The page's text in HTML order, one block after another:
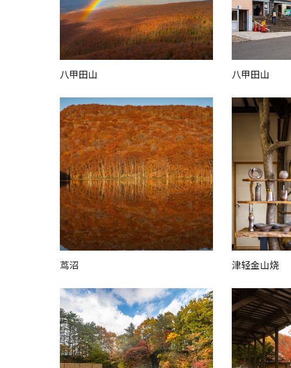
八甲田山 八甲田山
茑沼 津轻金山烧